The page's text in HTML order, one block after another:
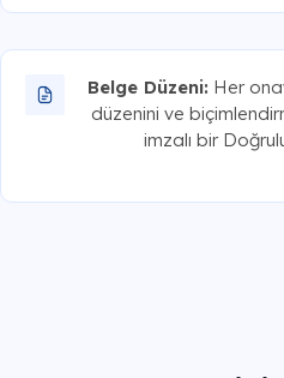
Belge Düzeni: Her
düzenini ve
imzalı bir